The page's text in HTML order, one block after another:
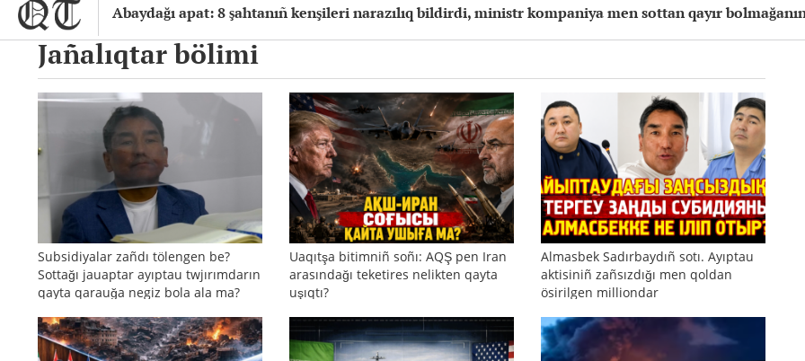
Abaydağı apat: 8 şahtanıñ kenşileri narazılıq bildirdi, ministr kompaniya men sottan qayır
Jañalıqtar bölimi
Subsidiyalar zañdı tölengen be?
Sottağı jauaptar ayıptau twjırımdarın
qayta qarauğa negiz bola ala ma?
Uaqıtşa bitimniñ soñı: AQŞ pen Iran
arasındağı teketires nelikten qayta
uşıqtı?
Almasbek Sadırbaydıñ sotı. Ayıptau
aktisiniñ zañsızdığı men qoldan
ösirilgen milliondar